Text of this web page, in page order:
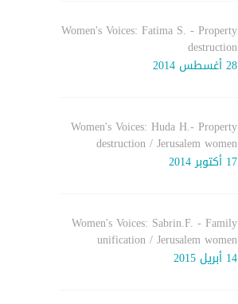
Women's Voices: Fatima S. - Property
destruction
28 أغسطس 2014
Women's Voices: Huda H.- Property
destruction / Jerusalem women
17 أكتوبر 2014
Women's Voices: Sabrin.F. - Family
unification / Jerusalem women
14 أبريل 2015